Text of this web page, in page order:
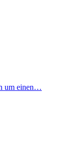
um einen…